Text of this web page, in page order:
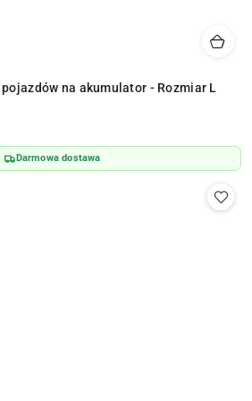
na akumulator - Rozmiar L
Darmowa dostawa